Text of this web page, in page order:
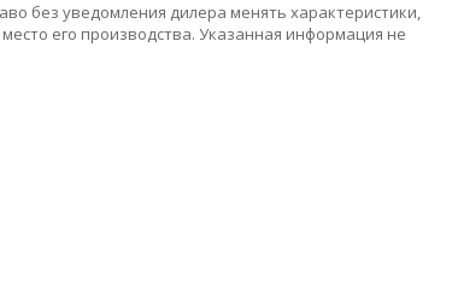
без уведомления дилера менять характеристики,
его производства. Указанная информация не